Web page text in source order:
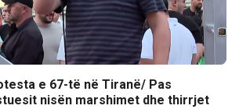
e 67-të në Tiranë/ Pas
nisën marshimet dhe thirrjet